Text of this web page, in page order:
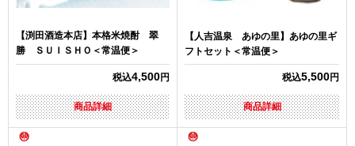
【渕田酒造本店】本格米焼酎 翠
勝 ＳＵＩＳＨＯ＜常温便＞
税込4,500円
商品詳細
【人吉温泉 あゆの里】あゆの里ギ
フトセット＜常温便＞
税込5,500円
商品詳細